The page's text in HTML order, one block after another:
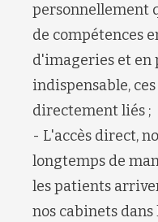
personnellement
de compétences
d'imageries et en
indispensable,
directement liés ;
- L'accès direct,
longtemps de
les patients
nos cabinets